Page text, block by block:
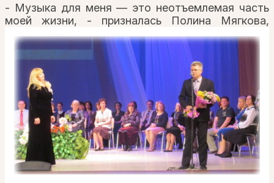
- Музыка для меня — это неотъемлемая часть
моей жизни, - призналась Полина Мягкова,